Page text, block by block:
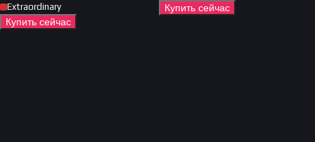
Extraordinary
Купить сейчас
Купить сейчас